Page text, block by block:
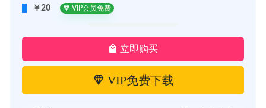
￥20 VIP会员免费
立即购买
VIP免费下载